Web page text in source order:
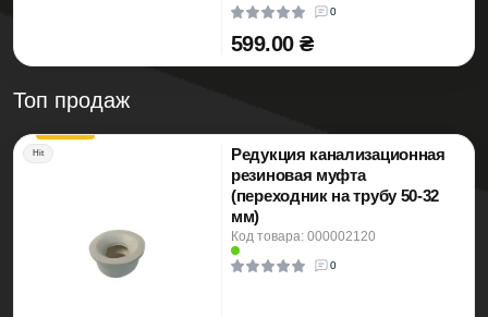
0
599.00 ₴
Топ продаж
Hit
Редукция канализационная
резиновая муфта
(переходник на трубу 50-32
мм)
Код товара: 000002120
0